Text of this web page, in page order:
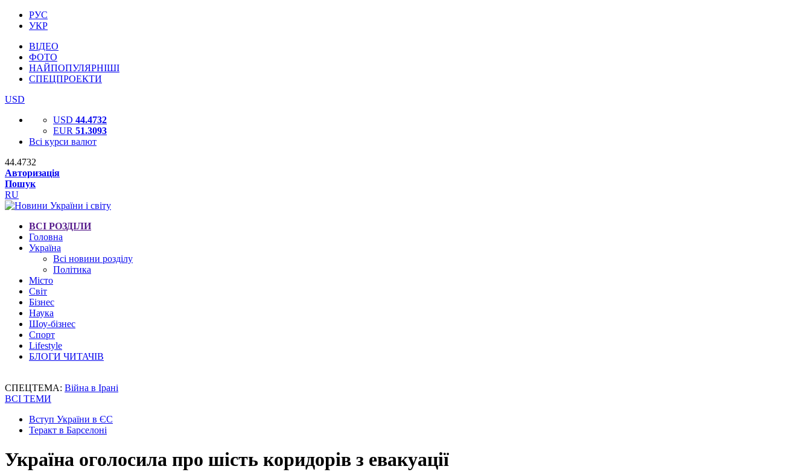
РУС
УКР
ВІДЕО
ФОТО
НАЙПОПУЛЯРНІШІ
СПЕЦПРОЕКТИ
USD
USD 44.4732
EUR 51.3093
Всі курси валют
44.4732
Авторизація
Пошук
RU
ВСІ РОЗДІЛИ
Головна
Україна
Всі новини розділу
Політика
Місто
Світ
Бізнес
Наука
Шоу-бізнес
Спорт
Lifestyle
БЛОГИ ЧИТАЧІВ
СПЕЦТЕМА: Війна в Ірані
ВСІ ТЕМИ
Вступ України в ЄС
Теракт в Барселоні
Україна оголосила про шість коридорів з евакуації